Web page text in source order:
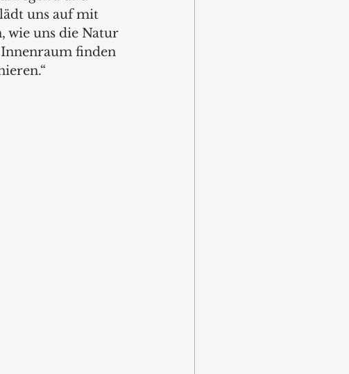
uns auf mit
wie uns die Natur
finden